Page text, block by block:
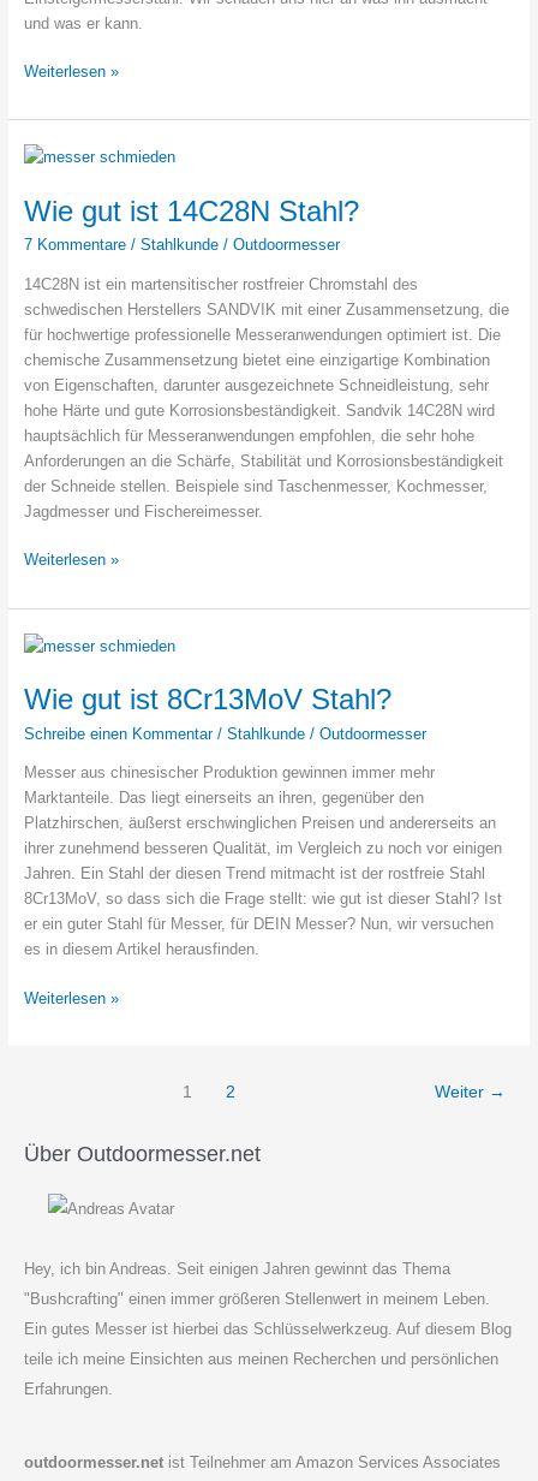
und was er kann.
Wie
ist
CTS
Weiterlesen »
Wie gut ist 14C28N Stahl?
7 Kommentare / Stahlkunde/ Outdoormesser
14C28N ist ein martensitischer rostfreier Chromstahl des
schwedischen Herstellers SANDVIK mit einer Zusammensetzung, die
für hochwertige professionelle Messeranwendungen optimiert ist. Die
chemische Zusammensetzung bietet eine einzigartige Kombination
von Eigenschaften, darunter ausgezeichnete Schneidleistung, sehr
hohe Härte und gute Korrosionsbeständigkeit. Sandvik 14C28N wird
hauptsächlich für Messeranwendungen empfohlen, die sehr hohe
Anforderungen an die Schärfe, Stabilität und Korrosionsbeständigkeit
der Schneide stellen. Beispiele sind Taschenmesser, Kochmesser,
Jagdmesser und Fischereimesser.
Wie
ist
14C28N
Weiterlesen »
Wie gut ist 8Cr13MoV Stahl?
Schreibe einen Kommentar / Stahlkunde/ Outdoormesser
Messer aus chinesischer Produktion gewinnen immer mehr
Marktanteile. Das liegt einerseits an ihren, gegenüber den
Platzhirschen, äußerst erschwinglichen Preisen und andererseits an
ihrer zunehmend besseren Qualität, im Vergleich zu noch vor einigen
Jahren. Ein Stahl der diesen Trend mitmacht ist der rostfreie Stahl
8Cr13MoV, so dass sich die Frage stellt: wie gut ist dieser Stahl? Ist
er ein guter Stahl für Messer, für DEIN Messer? Nun, wir versuchen
es in diesem Artikel herausfinden.
Wie
Weiterlesen »
1 2 Weiter →
Über Outdoormesser.net
Hey, ich bin Andreas. Seit einigen Jahren gewinnt das Thema
"Bushcrafting" einen immer größeren Stellenwert in meinem Leben.
Ein gutes Messer ist hierbei das Schlüsselwerkzeug. Auf diesem Blog
teile ich meine Einsichten aus meinen Recherchen und persönlichen
Erfahrungen.
outdoormesser.netist Teilnehmer am Amazon Services Associates